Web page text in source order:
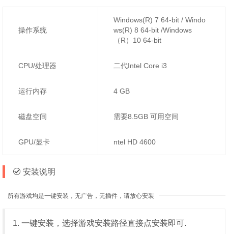
操作系统
Windows(R) 7 64-bit / Windo
ws(R) 8 64-bit /Windows
（R）10 64-bit
CPU/处理器 二代Intel Core i3
运行内存 4 GB
磁盘空间 需要8.5GB 可用空间
GPU/显卡 ntel HD 4600
安装说明
所有游戏均是一键安装，无广告，无插件，请放心安装
1. 一键安装，选择游戏安装路径直接点安装即可.